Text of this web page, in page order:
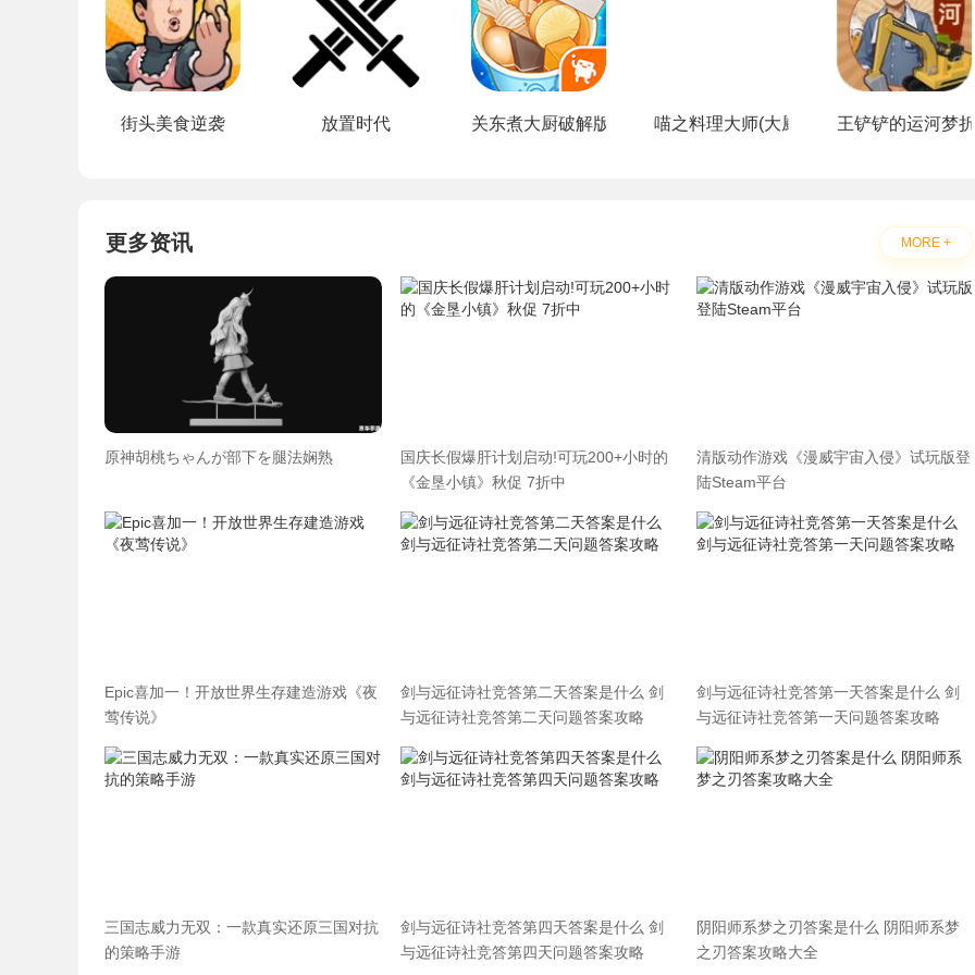
街头美食逆袭 放置时代 关东煮大厨破解版 喵之料理大师(大厨布里托)王铲铲的运河梦
更多资讯 MORE +
原神胡桃ちゃんが部下を腿法娴熟
国庆长假爆肝计划启动!可玩200+小时的
《金垦小镇》秋促 7折中
清版动作游戏《漫威宇宙入侵》试玩版登
陆Steam平台
Epic喜加一！开放世界生存建造游戏《夜
莺传说》
剑与远征诗社竞答第二天答案是什么 剑
与远征诗社竞答第二天问题答案攻略
剑与远征诗社竞答第一天答案是什么 剑
与远征诗社竞答第一天问题答案攻略
三国志威力无双：一款真实还原三国对抗
的策略手游
剑与远征诗社竞答第四天答案是什么 剑
与远征诗社竞答第四天问题答案攻略
阴阳师系梦之刃答案是什么 阴阳师系梦
之刃答案攻略大全